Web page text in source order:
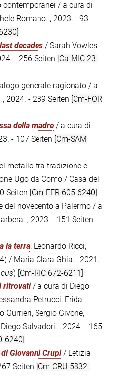
contemporanei / a cura di
Romano. , 2023. - 93
decades / Sarah Vowles
- 256 Seiten [Ca-MIC 23-
generale ragionato / a
2024. - 239 Seiten [Cm-FOR
della madre / a cura di
- 107 Seiten [Cm-SAM
metallo tra tradizione e
Ugo da Como / Casa del
Seiten [Cm-FER 605-6240]
del novecento a Palermo / a
, 2023. - 151 Seiten
la terra: Leonardo Ricci,
/ Maria Clara Ghia. , 2021. -
) [Cm-RIC 672-6211]
ritrovati/ a cura di Diego
Petrucci, Frida
Gurrieri, Sergio Givone,
Salvadori. , 2024. - 165
6240]
Giovanni Crupi/ Letizia
Seiten [Cm-CRU 5832-